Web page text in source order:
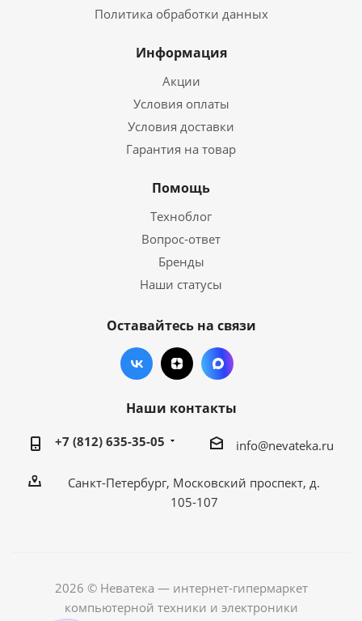
Политика обработки данных
Информация
Акции
Условия оплаты
Условия доставки
Гарантия на товар
Помощь
Техноблог
Вопрос-ответ
Бренды
Наши статусы
Оставайтесь на связи
Наши контакты
+7 (812) 635-35-05 info@nevateka.ru
Санкт-Петербург, Московский проспект, д.
105-107
2026 © Неватека — интернет-гипермаркет
компьютерной техники и электроники